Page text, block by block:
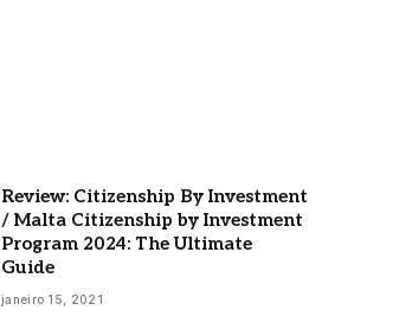
Review: Citizenship By Investment
/ Malta Citizenship by Investment
Program 2024: The Ultimate
Guide
janeiro 15, 2021